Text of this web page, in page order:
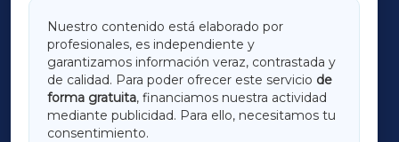
Nuestro contenido está elaborado por
profesionales, es independiente y
garantizamos información veraz, contrastada y
de calidad. Para poder ofrecer este servicio de
forma gratuita, financiamos nuestra actividad
mediante publicidad. Para ello, necesitamos tu
consentimiento.
LUGOXA
TERRACHAXA